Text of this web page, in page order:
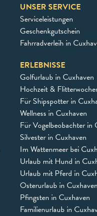
UNSER SERVICE
Serviceleistungen
Geschenkgutschein
Fahrradverleih in
ERLEBNISSE
Golfurlaub in Cuxhaven
Hochzeit &
Für Shipspotter in
Wellness in Cuxhaven
Für Vogelbeobachter in
Silvester in Cuxhaven
Im Wattenmeer bei
Urlaub mit Hund in
Urlaub mit Pferd in
Osterurlaub in Cuxhaven
Pfingsten in Cuxhaven
Familienurlaub in